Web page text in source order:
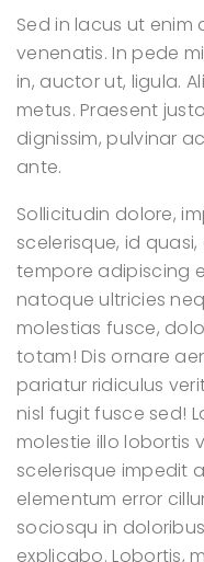
Sed in lacus ut enim
venenatis. In pede
in, auctor ut, ligula.
metus. Praesent
dignissim, pulvinar
ante.
Sollicitudin dolore,
scelerisque, id
tempore adipiscing
natoque ultricies
molestias fusce,
totam! Dis ornare
pariatur ridiculus
nisl fugit fusce sed!
molestie illo lobortis
scelerisque impedit
elementum error
sociosqu in
explicabo. Lobortis,